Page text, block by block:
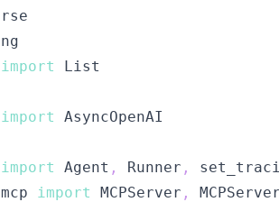
import
import
import Agent , Runner ,
mcp import MCPServer ,